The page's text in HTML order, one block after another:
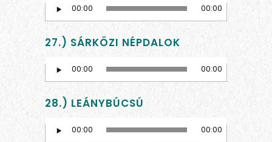
Player
00:00 00:00
27.) SÁRKÖZI NÉPDALOK
Player
00:00 00:00
28.) LEÁNYBÚCSÚ
Player
00:00 00:00